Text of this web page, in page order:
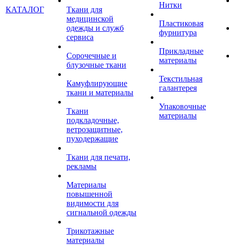
КАТАЛОГ
Ткани для
медицинской
одежды и служб
сервиса
Сорочечные и
блузочные ткани
Камуфлирующие
ткани и материалы
Ткани
подкладочные,
ветрозащитные,
пуходержащие
Ткани для печати,
рекламы
Материалы
повышенной
видимости для
сигнальной одежды
Трикотажные
материалы
Нитки
Пластиковая
фурнитура
Прикладные
материалы
Текстильная
галантерея
Упаковочные
материалы